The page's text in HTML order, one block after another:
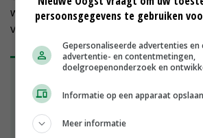
wat werkt, hebben we eindelijk iets
verder te komen.’
Pilot moet bouwstenen leveren
beleid
De pilot in West-Friesland loopt tot
wordt deels gefinancierd door de
persoonsgegevens te gebruiken
Gepersonaliseerde advertenties
advertentie- en contentmetingen,
doelgroepenonderzoek en
Informatie op een apparaat
Meer informatie